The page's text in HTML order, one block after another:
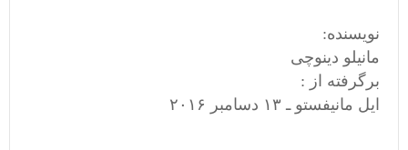
نویسنده:
مانیلو دینوچی
برگرفته از :
ایل مانیفستو ـ ۱۳ دسامبر ۲۰۱۶